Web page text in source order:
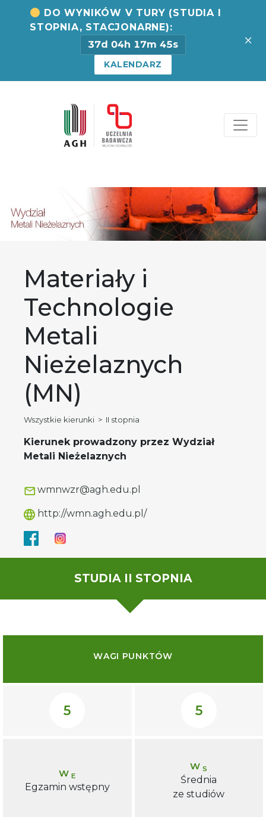
DO WYNIKÓW V TURY (STUDIA I
STOPNIA, STACJONARNE):
37d 04h 17m 45s
KALENDARZ
×
Materiały i
Technologie
Metali
Nieżelaznych
(MN)
Wszystkie kierunki > II stopnia
Kierunek prowadzony przez Wydział
Metali Nieżelaznych
wmnwzr@agh.edu.pl
http://wmn.agh.edu.pl/
STUDIA II STOPNIA
WAGI PUNKTÓW
5
WE
Egzamin wstępny
5
WS
Średnia
ze studiów